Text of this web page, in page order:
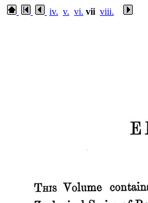
iv. v. vi. vii viii.